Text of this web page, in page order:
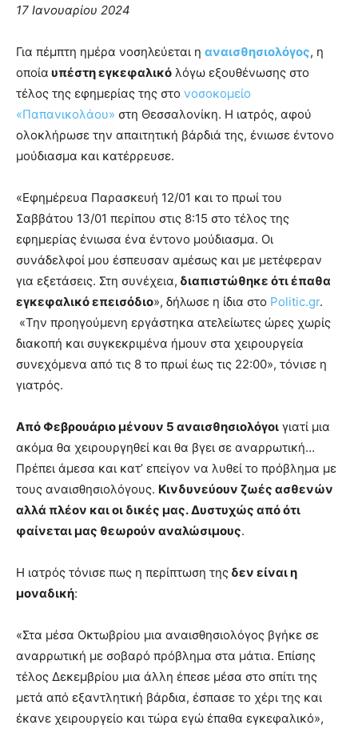
17 Ιανουαρίου 2024
Για πέμπτη ημέρα νοσηλεύεται η αναισθησιολόγος, η
οποία υπέστη εγκεφαλικό λόγω εξουθένωσης στο
τέλος της εφημερίας της στο νοσοκομείο
«Παπανικολάου» στη Θεσσαλονίκη. Η ιατρός, αφού
ολοκλήρωσε την απαιτητική βάρδιά της, ένιωσε έντονο
μούδιασμα και κατέρρευσε.
«Εφημέρευα Παρασκευή 12/01 και το πρωί του
Σαββάτου 13/01 περίπου στις 8:15 στο τέλος της
εφημερίας ένιωσα ένα έντονο μούδιασμα. Οι
συνάδελφοί μου έσπευσαν αμέσως και με μετέφεραν
για εξετάσεις. Στη συνέχεια, διαπιστώθηκε ότι έπαθα
εγκεφαλικό επεισόδιο», δήλωσε η ίδια στο Politic.gr.
«Την προηγούμενη εργάστηκα ατελείωτες ώρες χωρίς
διακοπή και συγκεκριμένα ήμουν στα χειρουργεία
συνεχόμενα από τις 8 το πρωί έως τις 22:00», τόνισε η
γιατρός.
Από Φεβρουάριο μένουν 5 αναισθησιολόγοι γιατί μια
ακόμα θα χειρουργηθεί και θα βγει σε αναρρωτική…
Πρέπει άμεσα και κατ’ επείγον να λυθεί το πρόβλημα με
τους αναισθησιολόγους. Κινδυνεύουν ζωές ασθενών
αλλά πλέον και οι δικές μας. Δυστυχώς από ότι
φαίνεται μας θεωρούν αναλώσιμους.
Η ιατρός τόνισε πως η περίπτωση της δεν είναι η
μοναδική:
«Στα μέσα Οκτωβρίου μια αναισθησιολόγος βγήκε σε
αναρρωτική με σοβαρό πρόβλημα στα μάτια. Επίσης
τέλος Δεκεμβρίου μια άλλη έπεσε μέσα στο σπίτι της
μετά από εξαντλητική βάρδια, έσπασε το χέρι της και
έκανε χειρουργείο και τώρα εγώ έπαθα εγκεφαλικό»,